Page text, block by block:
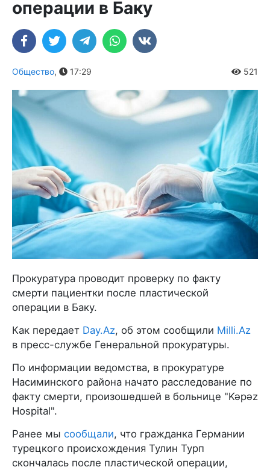
операции в Баку
Общество, 17:29 521
Прокуратура проводит проверку по факту
смерти пациентки после пластической
операции в Баку.
Как передает Day.Az, об этом сообщили Milli.Az
в пресс-службе Генеральной прокуратуры.
По информации ведомства, в прокуратуре
Насиминского района начато расследование по
факту смерти, произошедшей в больнице "Kəpəz
Hospital".
Ранее мы сообщали, что гражданка Германии
турецкого происхождения Тулин Турп
скончалась после пластической операции,